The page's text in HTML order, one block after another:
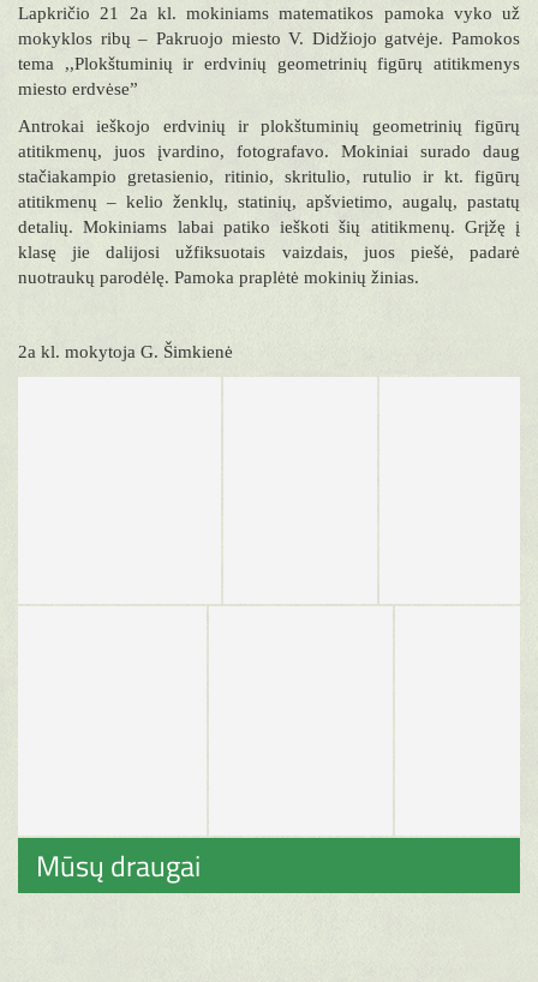
Lapkričio 21 2a kl. mokiniams matematikos pamoka vyko už
mokyklos ribų – Pakruojo miesto V. Didžiojo gatvėje. Pamokos
tema ,,Plokštuminių ir erdvinių geometrinių figūrų atitikmenys
miesto erdvėse”
Antrokai ieškojo erdvinių ir plokštuminių geometrinių figūrų
atitikmenų, juos įvardino, fotografavo. Mokiniai surado daug
stačiakampio gretasienio, ritinio, skritulio, rutulio ir kt. figūrų
atitikmenų – kelio ženklų, statinių, apšvietimo, augalų, pastatų
detalių. Mokiniams labai patiko ieškoti šių atitikmenų. Grįžę į
klasę jie dalijosi užfiksuotais vaizdais, juos piešė, padarė
nuotraukų parodėlę. Pamoka praplėtė mokinių žinias.
2a kl. mokytoja G. Šimkienė
Mūsų draugai